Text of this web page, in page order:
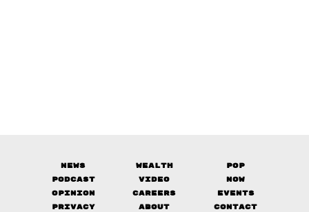
News Wealth
Pop
Podcast
Video
Now
Opinion
Careers
Events
Privacy
About Contact